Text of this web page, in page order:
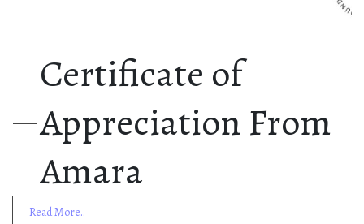
Certificate of
Appreciation From
Amara
Read More..